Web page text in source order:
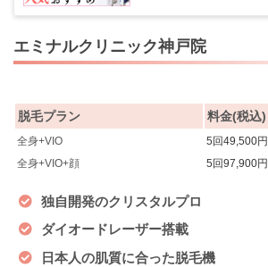
エミナルクリニック神戸院
脱毛プラン 料金(税込)
全身+VIO
5回49,500円
全身+VIO+顔
5回97,900円
独自開発のクリスタルプロ
ダイオードレーザー搭載
日本人の肌質に合った脱毛機